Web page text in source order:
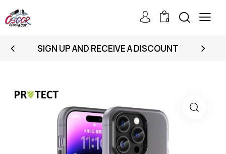
0
SIGN UP AND RECEIVE A DISCOUNT